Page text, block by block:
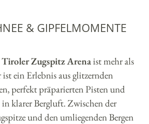
& GIPFELMOMENTE
Tiroler Zugspitz Arenaist mehr als
ein Erlebnis aus glitzernden
perfekt präparierten Pisten und
klarer Bergluft. Zwischen der
und den umliegenden Bergen